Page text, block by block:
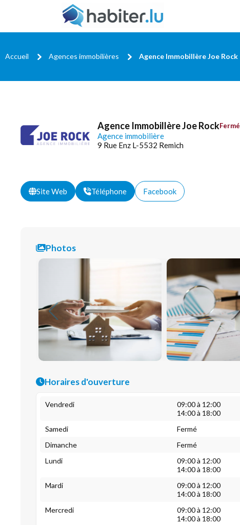
Accueil Agences immobilières Agence Immobillère Joe Rock
Agence Immobillère Joe RockFermé
Agence immobilière
9 Rue Enz L-5532 Remich
Site Web Téléphone Facebook
Photos
Horaires d'ouverture
Vendredi
09:00 à 12:00
14:00 à 18:00
Samedi
Fermé
Dimanche
Fermé
Lundi
09:00 à 12:00
14:00 à 18:00
Mardi
09:00 à 12:00
14:00 à 18:00
Mercredi
09:00 à 12:00
14:00 à 18:00